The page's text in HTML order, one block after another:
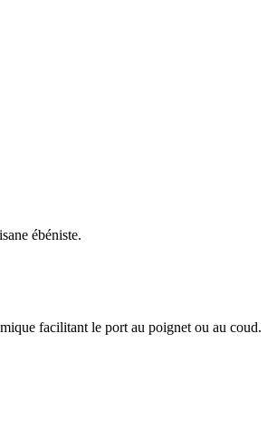
ébéniste.
facilitant le port au poignet ou au coud.